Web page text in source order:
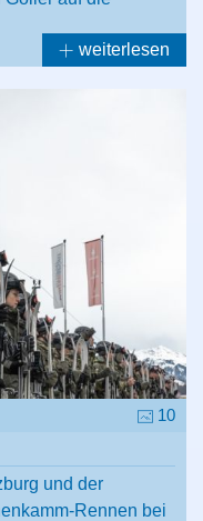
weiterlesen
10
und der
Rennen bei